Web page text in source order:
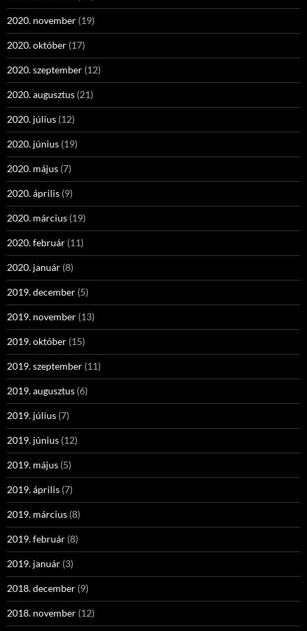
2020. november (19)
2020. október (17)
2020. szeptember (12)
2020. augusztus (21)
2020. július (12)
2020. június (19)
2020. május (7)
2020. április (9)
2020. március (19)
2020. február (11)
2020. január (8)
2019. december (5)
2019. november (13)
2019. október (15)
2019. szeptember (11)
2019. augusztus (6)
2019. július (7)
2019. június (12)
2019. május (5)
2019. április (7)
2019. március (8)
2019. február (8)
2019. január (3)
2018. december (9)
2018. november (12)